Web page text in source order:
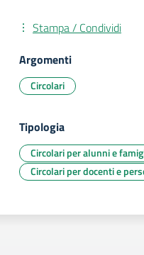
Stampa / Condividi
Argomenti
Circolari
Tipologia
Circolari per alunni e
Circolari per docenti e